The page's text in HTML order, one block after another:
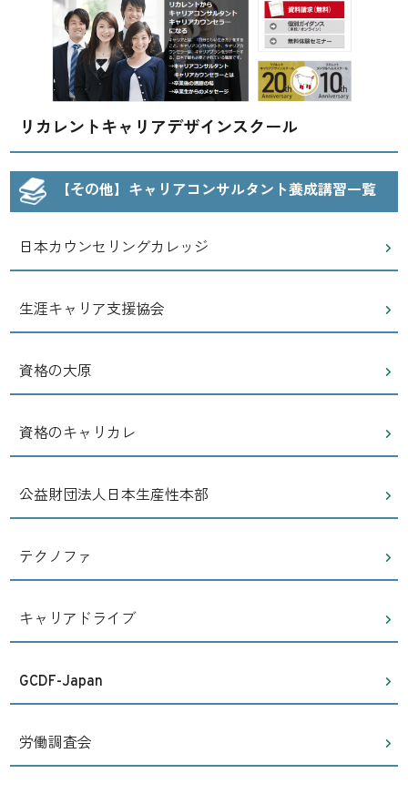
リカレントキャリアデザインスクール
【その他】キャリアコンサルタント養成講習一覧
日本カウンセリングカレッジ
生涯キャリア支援協会
資格の大原
資格のキャリカレ
公益財団法人日本生産性本部
テクノファ
キャリアドライブ
GCDF-Japan
労働調査会